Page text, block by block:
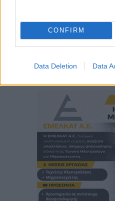
CONFIRM
Data Deletion Data